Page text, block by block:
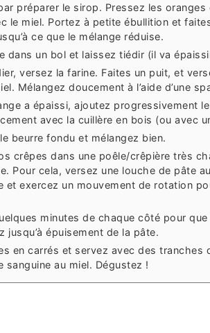
préparer le sirop. Pressez les oranges
le miel. Portez à petite ébullition et
ce que le mélange réduise.
dans un bol et laissez tiédir (il va
versez la farine. Faites un puit, et
Mélangez doucement à l’aide d’une
a épaissi, ajoutez progressivement
avec la cuillère en bois (ou avec
beurre fondu et mélangez bien.
crêpes dans une poêle/crêpière très
Pour cela, versez une louche de pâte
et exercez un mouvement de rotation
minutes de chaque côté pour
jusqu’à épuisement de la pâte.
en carrés et servez avec des tranches
sanguine au miel. Dégustez !